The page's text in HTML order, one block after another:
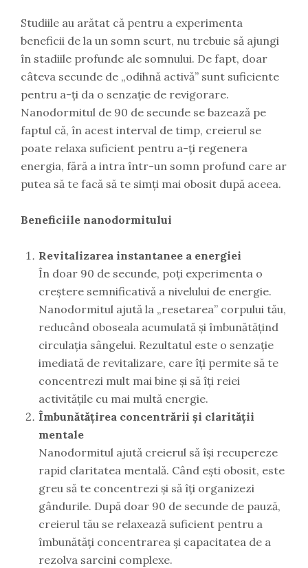
Studiile au arătat că pentru a experimenta
beneficii de la un somn scurt, nu trebuie să ajungi
în stadiile profunde ale somnului. De fapt, doar
câteva secunde de „odihnă activă” sunt suficiente
pentru a-ți da o senzație de revigorare.
Nanodormitul de 90 de secunde se bazează pe
faptul că, în acest interval de timp, creierul se
poate relaxa suficient pentru a-ți regenera
energia, fără a intra într-un somn profund care ar
putea să te facă să te simți mai obosit după aceea.
Beneficiile nanodormitului
Revitalizarea instantanee a energiei
În doar 90 de secunde, poți experimenta o
creștere semnificativă a nivelului de energie.
Nanodormitul ajută la „resetarea” corpului tău,
reducând oboseala acumulată și îmbunătățind
circulația sângelui. Rezultatul este o senzație
imediată de revitalizare, care îți permite să te
concentrezi mult mai bine și să îți reiei
activitățile cu mai multă energie.
Îmbunătățirea concentrării și clarității
mentale
Nanodormitul ajută creierul să își recupereze
rapid claritatea mentală. Când ești obosit, este
greu să te concentrezi și să îți organizezi
gândurile. După doar 90 de secunde de pauză,
creierul tău se relaxează suficient pentru a
îmbunătăți concentrarea și capacitatea de a
rezolva sarcini complexe.